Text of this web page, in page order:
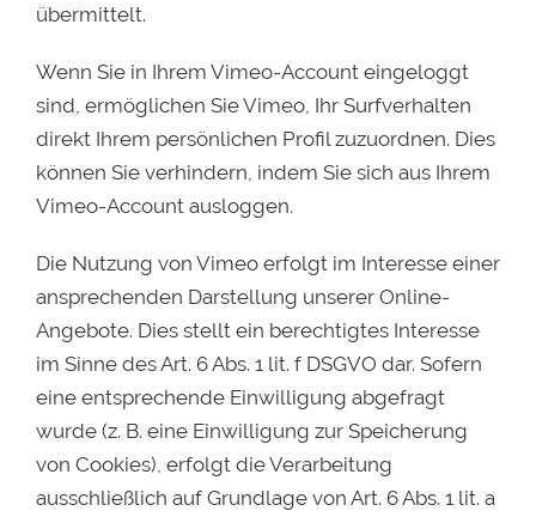
übermittelt.
Wenn Sie in Ihrem Vimeo-Account eingeloggt
sind, ermöglichen Sie Vimeo, Ihr Surfverhalten
direkt Ihrem persönlichen Profil zuzuordnen. Dies
können Sie verhindern, indem Sie sich aus Ihrem
Vimeo-Account ausloggen.
Die Nutzung von Vimeo erfolgt im Interesse einer
ansprechenden Darstellung unserer Online-
Angebote. Dies stellt ein berechtigtes Interesse
im Sinne des Art. 6 Abs. 1 lit. f DSGVO dar. Sofern
eine entsprechende Einwilligung abgefragt
wurde (z. B. eine Einwilligung zur Speicherung
von Cookies), erfolgt die Verarbeitung
ausschließlich auf Grundlage von Art. 6 Abs. 1 lit. a